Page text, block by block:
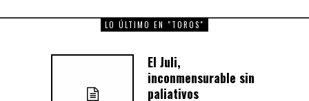
LO ÚLTIMO EN "TOROS"
El Juli,
inconmensurable sin
paliativos